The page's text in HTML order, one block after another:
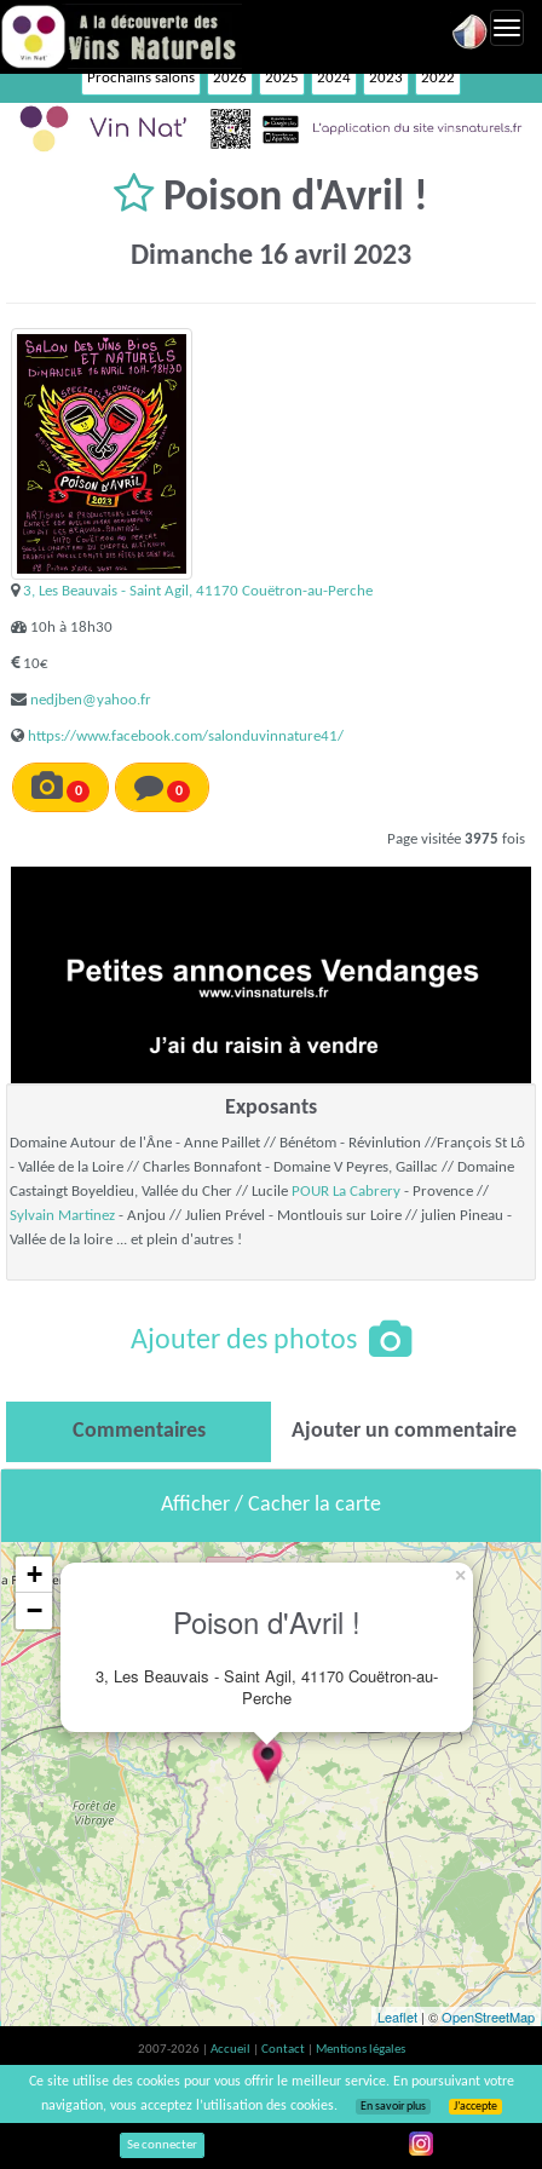
Prochains salons 2026 2025 2024 2023 2022
Poison d'Avril !
Dimanche 16 avril 2023
3, Les Beauvais - Saint Agil, 41170 Couëtron-au-Perche
10h à 18h30
10€
nedjben@yahoo.fr
https://www.facebook.com/salonduvinnature41/
0 0
Page visitée 3975 fois
Exposants
Domaine Autour de l'Âne - Anne Paillet // Bénétom - Révinlution //François St Lô
- Vallée de la Loire // Charles Bonnafont - Domaine V Peyres, Gaillac // Domaine
Castaingt Boyeldieu, Vallée du Cher // Lucile POUR La Cabrery - Provence //
Sylvain Martinez - Anjou // Julien Prével - Montlouis sur Loire // julien Pineau -
Vallée de la loire ... et plein d'autres !
Ajouter des photos
Commentaires Ajouter un commentaire
Afficher / Cacher la carte
Poison d'Avril !
3, Les Beauvais - Saint Agil, 41170 Couëtron-au-
Perche
×
+
−
Leaflet | ©OpenStreetMap
2007-2026 | Accueil Contact
Mentions légales
L'abus d'alcool est dangereux pour la santé, à consommer avec modération. |
vinsnaturels | v3.12
Se connecter
Ce site utilise des cookies pour vous offrir le meilleur service. En poursuivant votre
navigation, vous acceptez l’utilisation des cookies.
En savoir plus J’accepte